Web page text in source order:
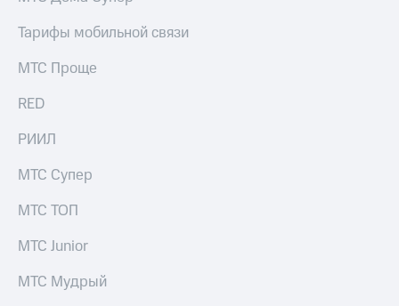
Выберите
и подключите
ТВ
тарифом
для дома
Акции
Домашний
ТВ
приложение
Видеонаблюдение
мес
МТС
Premium
Тарифы мобильной связи
МТС Проще
RED
РИИЛ
МТС Супер
МТС ТОП
МТС Junior
МТС Мудрый